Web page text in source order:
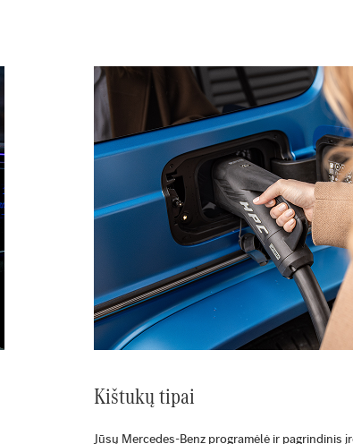
Kištukų tipai
Jūsų Mercedes-Benz programėlė ir pagrindinis